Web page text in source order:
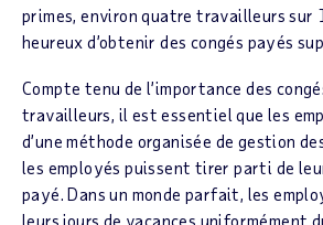
primes, environ quatre travailleurs sur
heureux d’obtenir des congés payés
Compte tenu de l’importance des
travailleurs, il est essentiel que les
d’une méthode organisée de gestion
les employés puissent tirer parti de
payé. Dans un monde parfait, les
leurs jours de vacances uniformément